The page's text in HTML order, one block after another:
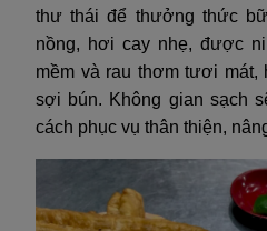
thư thái để thưởng thức
nồng, hơi cay nhẹ, được
mềm và rau thơm tươi mát,
sợi bún. Không gian sạch
cách phục vụ thân thiện,